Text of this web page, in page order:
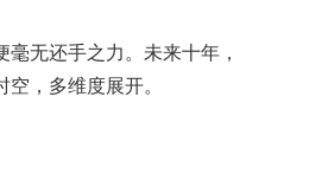
无还手之力。未来十年，
，多维度展开。